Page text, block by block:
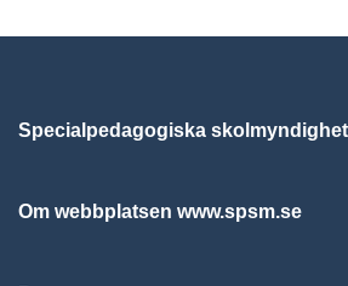
Specialpedagogiska
Om webbplatsen www.spsm.se